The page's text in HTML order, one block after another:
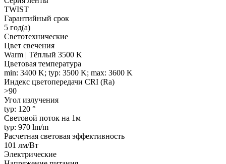
TWIST
Гарантийный срок
5 год(а)
Светотехнические
Цвет свечения
Warm | Тёплый 3500 K
Цветовая температура
min: 3400 K; typ: 3500 K; max: 3600 K
Индекс цветопередачи CRI (Ra)
>90
Угол излучения
typ: 120 °
Световой поток на 1м
typ: 970 lm/m
Расчетная световая эффективность
101 лм/Вт
Электрические